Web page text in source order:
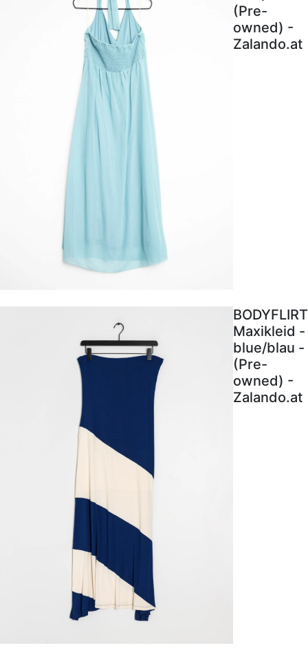
(Pre-
owned) -
Zalando.at
BODYFLIRT
Maxikleid -
blue/blau -
(Pre-
owned) -
Zalando.at